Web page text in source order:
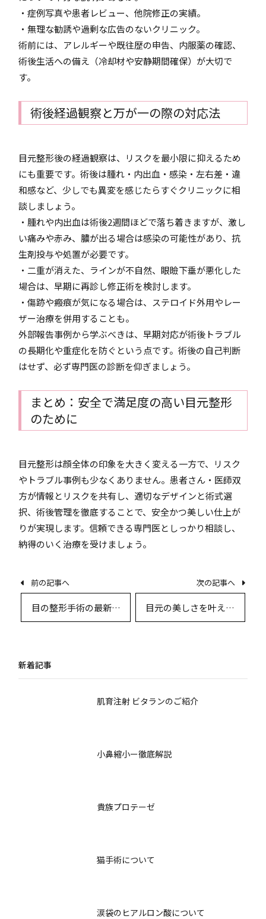
・症例写真や患者レビュー、他院修正の実績。
・無理な勧誘や過剰な広告のないクリニック。
術前には、アレルギーや既往歴の申告、内服薬の確認、
術後生活への備え（冷却材や安静期間確保）が大切で
す。
術後経過観察と万が一の際の対応法
目元整形後の経過観察は、リスクを最小限に抑えるため
にも重要です。術後は腫れ・内出血・感染・左右差・違
和感など、少しでも異変を感じたらすぐクリニックに相
談しましょう。
・腫れや内出血は術後2週間ほどで落ち着きますが、激し
い痛みや赤み、膿が出る場合は感染の可能性があり、抗
生剤投与や処置が必要です。
・二重が消えた、ラインが不自然、眼瞼下垂が悪化した
場合は、早期に再診し修正術を検討します。
・傷跡や瘢痕が気になる場合は、ステロイド外用やレー
ザー治療を併用することも。
外部報告事例から学ぶべきは、早期対応が術後トラブル
の長期化や重症化を防ぐという点です。術後の自己判断
はせず、必ず専門医の診断を仰ぎましょう。
まとめ：安全で満足度の高い目元整形
のために
目元整形は顔全体の印象を大きく変える一方で、リスク
やトラブル事例も少なくありません。患者さん・医師双
方が情報とリスクを共有し、適切なデザインと術式選
択、術後管理を徹底することで、安全かつ美しい仕上が
りが実現します。信頼できる専門医としっかり相談し、
納得のいく治療を受けましょう。
前の記事へ
目の整形手術の最新知
見とダウンタイム戦略
次の記事へ
目元の美しさを叶える
最新整形術とダウンタ
新着記事
肌育注射 ビタランのご紹介
小鼻縮小ー徹底解説
貴族プロテーゼ
猫手術について
涙袋のヒアルロン酸について